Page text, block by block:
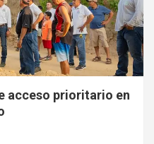
acceso prioritario en